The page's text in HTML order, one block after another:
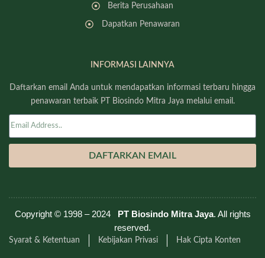
Berita Perusahaan
Dapatkan Penawaran
INFORMASI LAINNYA
Daftarkan email Anda untuk mendapatkan informasi terbaru hingga
penawaran terbaik PT Biosindo Mitra Jaya melalui email.
DAFTARKAN EMAIL
Copyright © 1998 – 2024 PT Biosindo Mitra Jaya. All rights
reserved.
Syarat & Ketentuan Kebijakan Privasi Hak Cipta Konten